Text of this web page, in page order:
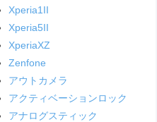
Xperia1II
Xperia5II
XperiaXZ
Zenfone
アウトカメラ
アクティベーションロック
アナログスティック